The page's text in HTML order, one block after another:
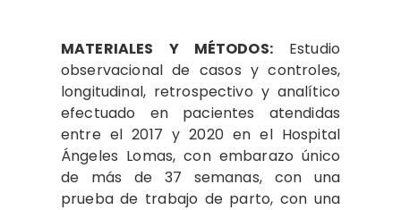
MATERIALES Y MÉTODOS:Estudio
observacional de casos y controles,
longitudinal, retrospectivo y analítico
efectuado en pacientes atendidas
entre el 2017 y 2020 en el Hospital
Ángeles Lomas, con embarazo único
de más de 37 semanas, con una
prueba de trabajo de parto, con una